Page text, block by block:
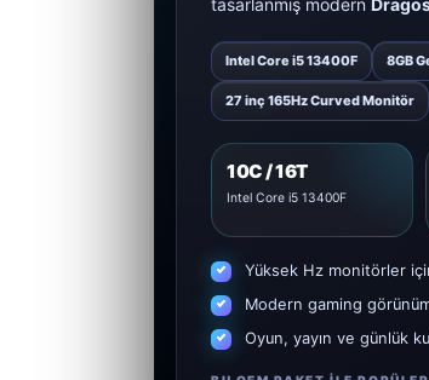
Intel Core i5 13400F 8GB
27 inç 165Hz Curved Monitör
10C / 16T
Intel Core i5 13400F
Yüksek Hz monitörler
Modern gaming
Oyun, yayın ve günlük